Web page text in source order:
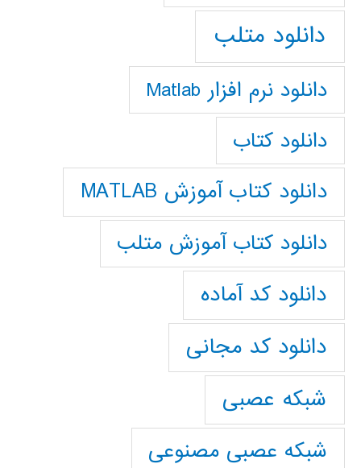
دانلود متلب
دانلود نرم افزار Matlab
دانلود کتاب
دانلود کتاب آموزش MATLAB
دانلود کتاب آموزش متلب
دانلود کد آماده
دانلود کد مجانی
شبکه عصبی
شبکه عصبی مصنوعی